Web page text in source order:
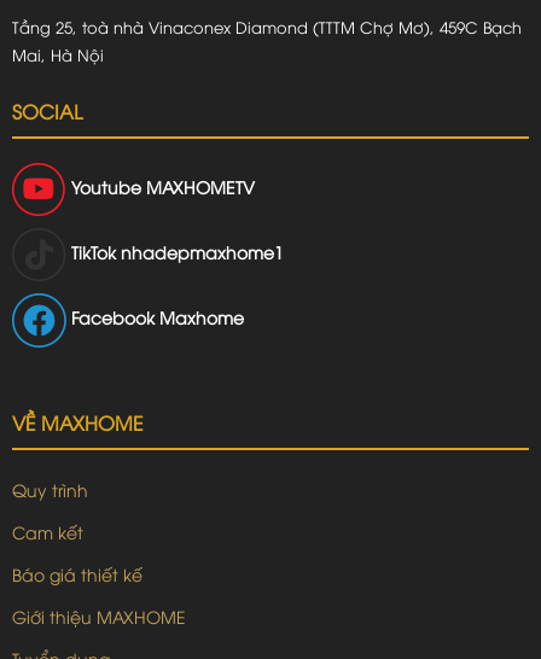
Tầng 25, toà nhà Vinaconex Diamond (TTTM Chợ Mơ), 459C Bạch
Mai, Hà Nội
SOCIAL
Youtube MAXHOMETV
TikTok nhadepmaxhome1
Facebook Maxhome
VỀ MAXHOME
Quy trình
Cam kết
Báo giá thiết kế
Giới thiệu MAXHOME